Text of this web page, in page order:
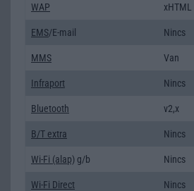
WAP xHTML
EMS/E-mail Nincs
MMS Van
Infraport Nincs
Bluetooth v2,x
B/T extra Nincs
Wi-Fi (alap) g/b Nincs
Wi-Fi Direct Nincs